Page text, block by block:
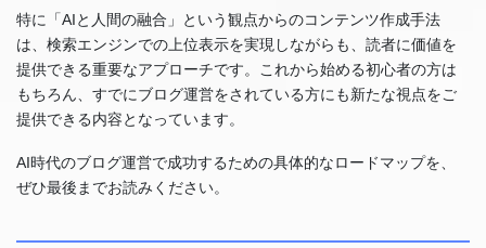
特に「AIと人間の融合」という観点からのコンテンツ作成手法
は、検索エンジンでの上位表示を実現しながらも、読者に価値を
提供できる重要なアプローチです。これから始める初心者の方は
もちろん、すでにブログ運営をされている方にも新たな視点をご
提供できる内容となっています。
AI時代のブログ運営で成功するための具体的なロードマップを、
ぜひ最後までお読みください。